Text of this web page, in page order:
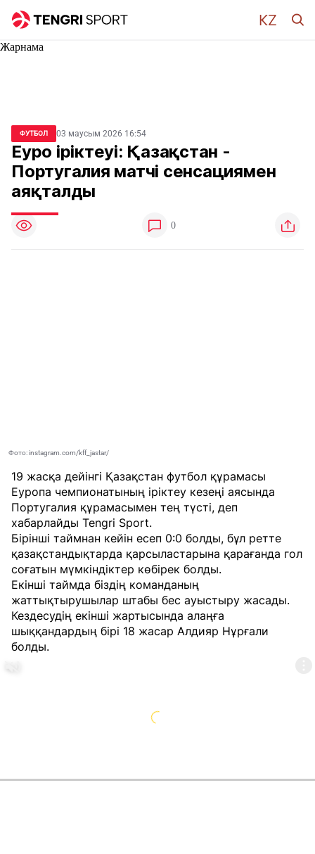
Жарнама
ФУТБОЛ 03 маусым 2026 16:54
Еуро іріктеуі: Қазақстан -
Португалия матчі сенсациямен
аяқталды
0
Фото: instagram.com/kff_jastar/
19 жасқа дейінгі Қазақстан футбол құрамасы
Еуропа чемпионатының іріктеу кезеңі аясында
Португалия құрамасымен тең түсті, деп
хабарлайды Tengri Sport.
Бірінші таймнан кейін есеп 0:0 болды, бұл ретте
қазақстандықтарда қарсыластарына қарағанда гол
соғатын мүмкіндіктер көбірек болды.
Екінші таймда біздің команданың
жаттықтырушылар штабы бес ауыстыру жасады.
Кездесудің екінші жартысында алаңға
шыққандардың бірі 18 жасар Алдияр Нұрғали
болды.